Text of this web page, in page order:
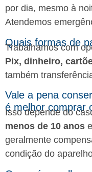
por dia, mesmo à
Atendemos
Quais formas de
Trabalhamos com
Pix, dinheiro,
também
Vale a pena
é melhor comprar
Isso depende do
menos de 10 anos
geralmente
condição do